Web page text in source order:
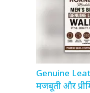
Genuine
मजबूती और